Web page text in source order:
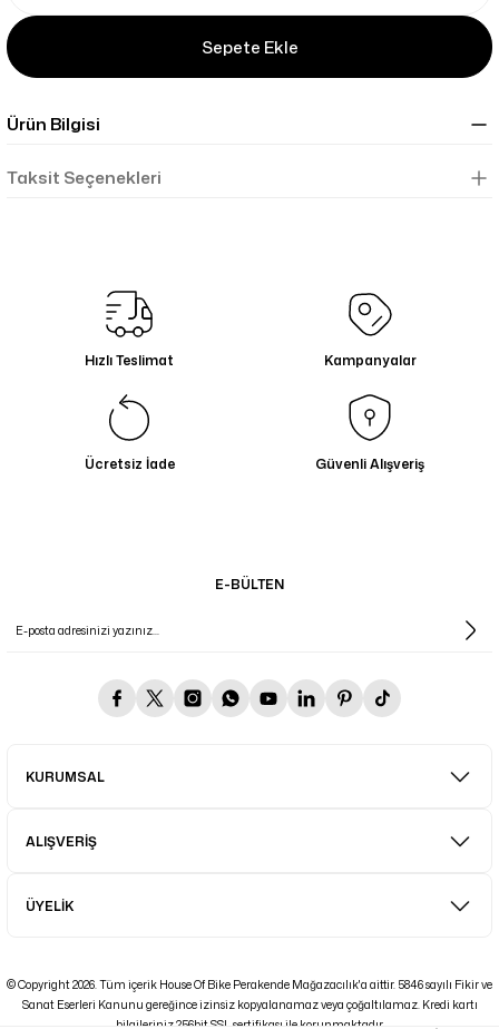
Sepete Ekle
Ürün Bilgisi
Taksit Seçenekleri
Hızlı Teslimat Kampanyalar
Ücretsiz İade Güvenli Alışveriş
E-BÜLTEN
KURUMSAL
ALIŞVERİŞ
ÜYELİK
© Copyright 2026. Tüm içerik House Of Bike Perakende Mağazacılık'a aittir. 5846 sayılı Fikir ve
Sanat Eserleri Kanunu gereğince izinsiz kopyalanamaz veya çoğaltılamaz. Kredi kartı
bilgileriniz 256bit SSL sertifikası ile korunmaktadır.